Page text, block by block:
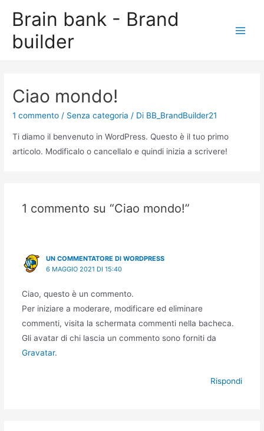
contenuto
Brain bank - Brand
builder
Ciao mondo!
1 commento / Senza categoria / Di BB_BrandBuilder21
Ti diamo il benvenuto in WordPress. Questo è il tuo primo
articolo. Modificalo o cancellalo e quindi inizia a scrivere!
1 commento su “Ciao mondo!”
UN COMMENTATORE DI WORDPRESS
6 MAGGIO 2021 DI 15:40
Ciao, questo è un commento.
Per iniziare a moderare, modificare ed eliminare
commenti, visita la schermata commenti nella bacheca.
Gli avatar di chi lascia un commento sono forniti da
Gravatar.
Rispondi